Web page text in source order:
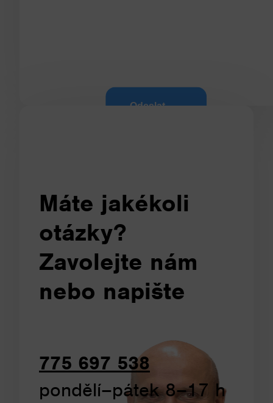
Odeslat
Máte jakékoli
otázky?
Zavolejte nám
nebo napište
775 697 538
pondělí–pátek 8–17 h